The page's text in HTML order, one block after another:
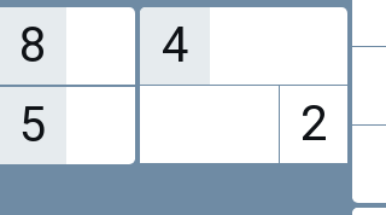
8
5
4
2